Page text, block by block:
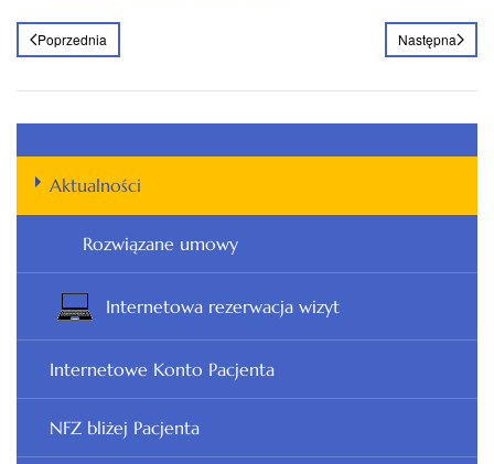
Poprzednia Następna
Aktualności
Rozwiązane umowy
Internetowa rezerwacja wizyt
Internetowe Konto Pacjenta
NFZ bliżej Pacjenta